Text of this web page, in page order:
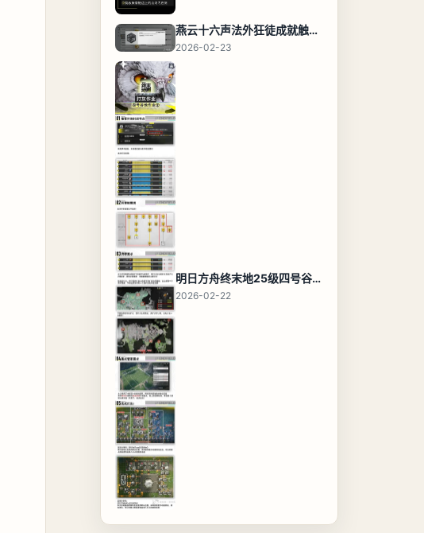
燕云十六声法外狂徒成就触发条件与通关攻略
2026-02-23
明日方舟终末地25级四号谷地基地蓝图，高效布局规划
2026-02-22